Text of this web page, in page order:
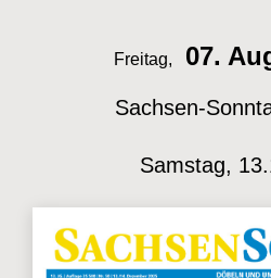
Freitag, 07.
Sachsen-
Samstag,